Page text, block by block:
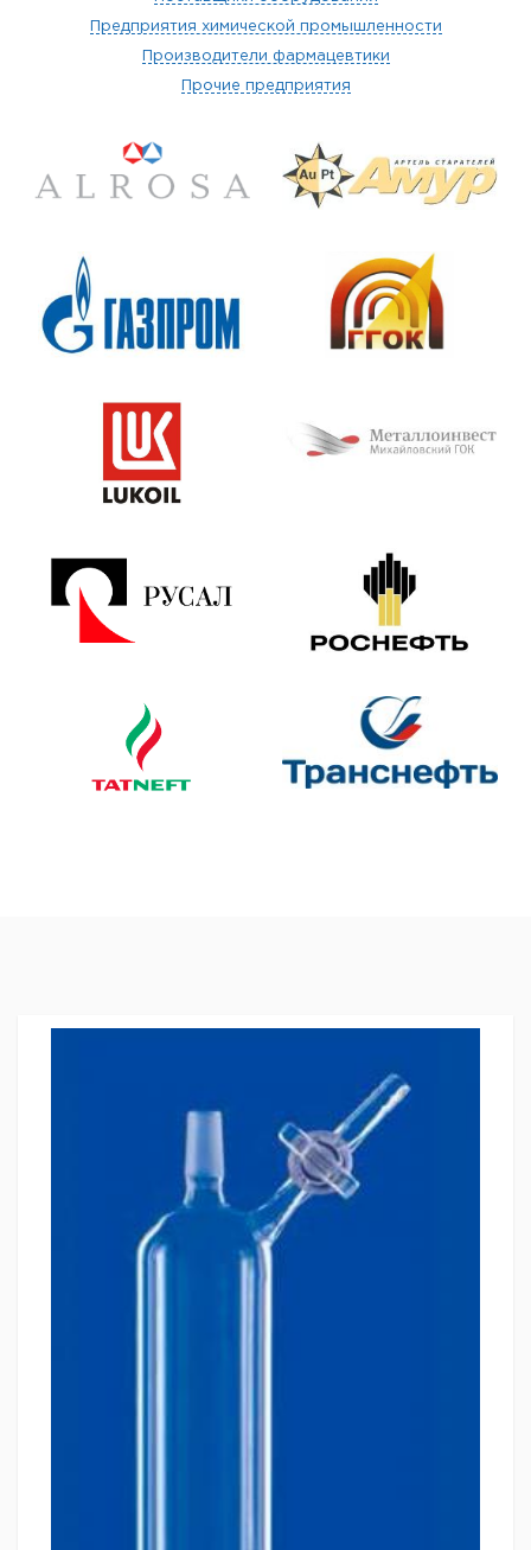
Предприятия химической промышленности
Производители фармацевтики
Прочие предприятия